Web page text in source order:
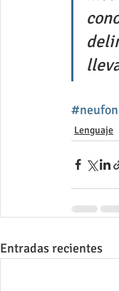
Lenguaje
Entradas recientes